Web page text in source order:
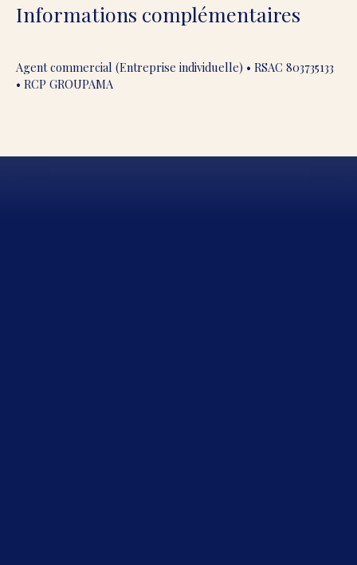
Informations complémentaires
Agent commercial (Entreprise individuelle) • RSAC 803735133
• RCP GROUPAMA